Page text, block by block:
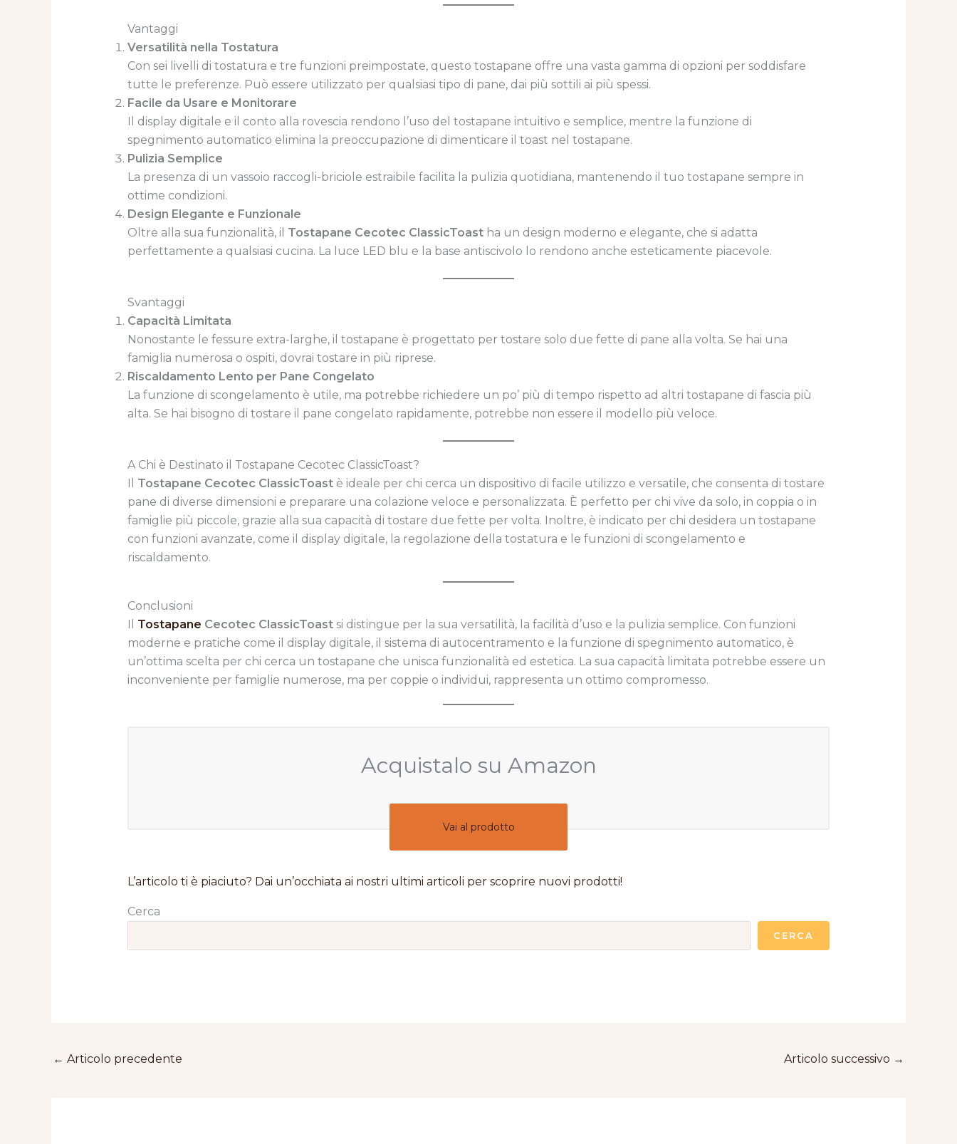
Vantaggi
Versatilità nella Tostatura
Con sei livelli di tostatura e tre funzioni preimpostate, questo tostapane offre una vasta gamma di opzioni per soddisfare
tutte le preferenze. Può essere utilizzato per qualsiasi tipo di pane, dai più sottili ai più spessi.
Facile da Usare e Monitorare
Il display digitale e il conto alla rovescia rendono l’uso del tostapane intuitivo e semplice, mentre la funzione di
spegnimento automatico elimina la preoccupazione di dimenticare il toast nel tostapane.
Pulizia Semplice
La presenza di un vassoio raccogli-briciole estraibile facilita la pulizia quotidiana, mantenendo il tuo tostapane sempre in
ottime condizioni.
Design Elegante e Funzionale
Oltre alla sua funzionalità, il Tostapane Cecotec ClassicToastha un design moderno e elegante, che si adatta
perfettamente a qualsiasi cucina. La luce LED blu e la base antiscivolo lo rendono anche esteticamente piacevole.
Svantaggi
Capacità Limitata
Nonostante le fessure extra-larghe, il tostapane è progettato per tostare solo due fette di pane alla volta. Se hai una
famiglia numerosa o ospiti, dovrai tostare in più riprese.
Riscaldamento Lento per Pane Congelato
La funzione di scongelamento è utile, ma potrebbe richiedere un po’ più di tempo rispetto ad altri tostapane di fascia più
alta. Se hai bisogno di tostare il pane congelato rapidamente, potrebbe non essere il modello più veloce.
A Chi è Destinato il Tostapane Cecotec ClassicToast?
Tostapane Cecotec ClassicToastè ideale per chi cerca un dispositivo di facile utilizzo e versatile, che consenta di tostare
pane di diverse dimensioni e preparare una colazione veloce e personalizzata. È perfetto per chi vive da solo, in coppia o in
famiglie più piccole, grazie alla sua capacità di tostare due fette per volta. Inoltre, è indicato per chi desidera un tostapane
con funzioni avanzate, come il display digitale, la regolazione della tostatura e le funzioni di scongelamento e
riscaldamento.
Conclusioni
Tostapane Cecotec ClassicToastsi distingue per la sua versatilità, la facilità d’uso e la pulizia semplice. Con funzioni
moderne e pratiche come il display digitale, il sistema di autocentramento e la funzione di spegnimento automatico, è
un’ottima scelta per chi cerca un tostapane che unisca funzionalità ed estetica. La sua capacità limitata potrebbe essere un
inconveniente per famiglie numerose, ma per coppie o individui, rappresenta un ottimo compromesso.
Acquistalo su Amazon
Vai al prodotto
L’articolo ti è piaciuto? Dai un’occhiata ai nostri ultimi articoli per scoprire nuovi prodotti!
Cerca
CERCA
← Articolo precedente Articolo successivo →